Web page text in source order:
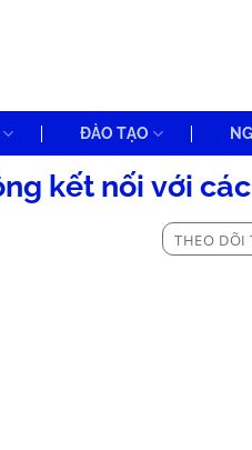
ĐÀO TẠO
kết nối với
THEO DÕI